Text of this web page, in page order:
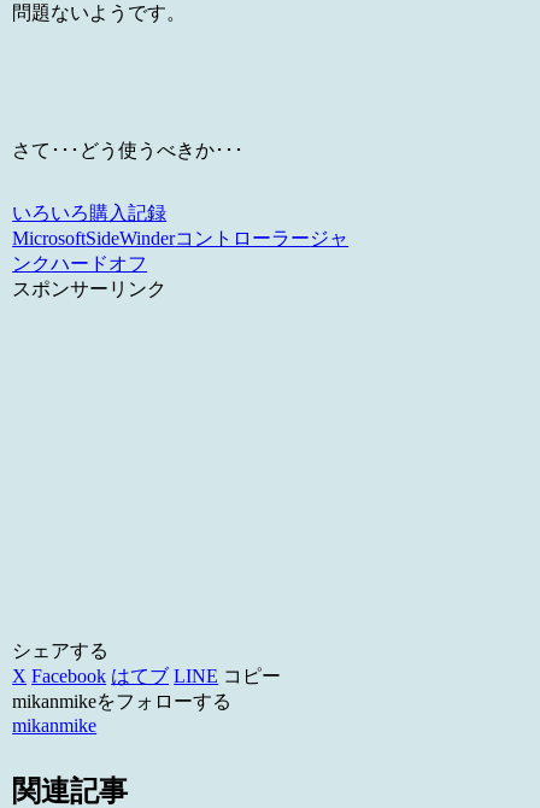
問題ないようです。
さて･･･どう使うべきか･･･
いろいろ購入記録
MicrosoftSideWinderコントローラージャ
ンクハードオフ
スポンサーリンク
シェアする
X Facebook はてブ LINE コピー
mikanmikeをフォローする
mikanmike
関連記事